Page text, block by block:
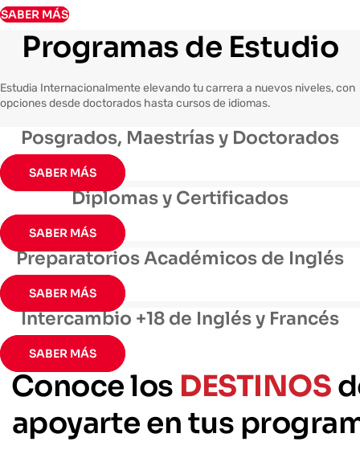
SABER MÁS
Programas de Estudio
Estudia Internacionalmente elevando tu carrera a nuevos niveles, con
opciones desde doctorados hasta cursos de idiomas.
Posgrados, Maestrías y Doctorados
SABER MÁS
Diplomas y Certificados
SABER MÁS
Preparatorios Académicos de Inglés
SABER MÁS
Intercambio +18 de Inglés y Francés
SABER MÁS
Conoce los DESTINOS
apoyarte en tus